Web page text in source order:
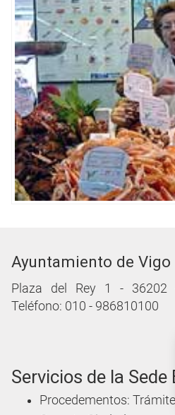
Ayuntamiento de Vigo
Plaza del Rey 1 - 36202
Teléfono: 010 - 986810100
Servicios de la Sede
Procedementos: